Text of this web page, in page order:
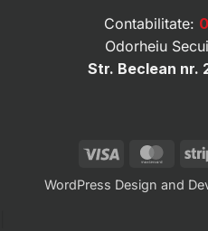
Contabilitate:
Odorheiu
Str. Beclean nr.
Visa
WordPress Design and